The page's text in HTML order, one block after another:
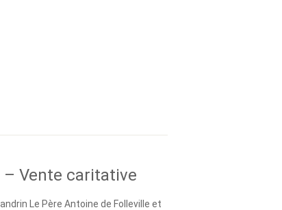
– Vente caritative
Le Père Antoine de Folleville et